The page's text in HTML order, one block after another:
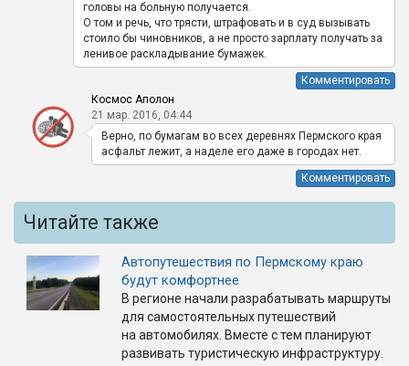
головы на больную получается.
О том и речь, что трясти, штрафовать и в суд вызывать
стоило бы чиновников, а не просто зарплату получать за
ленивое раскладывание бумажек.
Комментировать
Космос Аполон
21 мар. 2016, 04:44
Верно, по бумагам во всех деревнях Пермского края
асфальт лежит, а наделе его даже в городах нет.
Комментировать
Читайте также
Автопутешествия по Пермскому краю
будут комфортнее
В регионе начали разрабатывать маршруты
для самостоятельных путешествий
на автомобилях. Вместе с тем планируют
развивать туристическую инфраструктуру.